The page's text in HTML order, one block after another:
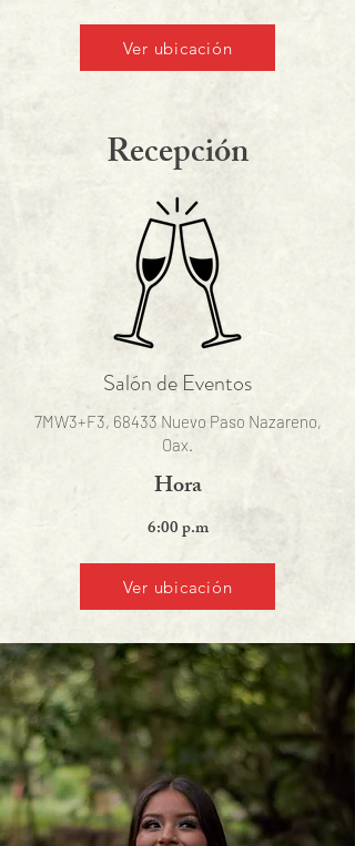
Ver ubicación
Recepción
Salón de Eventos
7MW3+F3, 68433 Nuevo Paso Nazareno,
Oax.
Hora
6:00 p.m
Ver ubicación